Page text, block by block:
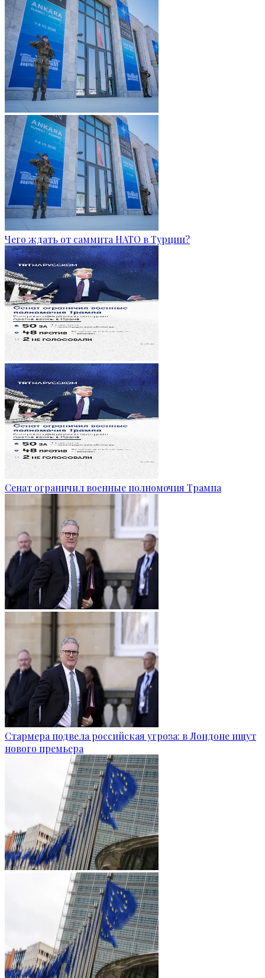
Чего ждать от саммита НАТО в Турции?
Сенат ограничил военные полномочия Трампа
Стармера подвела российская угроза: в Лондоне ищут
нового премьера